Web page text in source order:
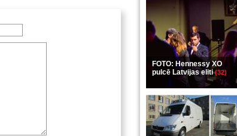
FOTO: Hennessy XO
pulcē Latvijas eliti(32)